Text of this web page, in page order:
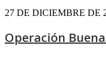
27 DE DICIEMBRE DE
Operación